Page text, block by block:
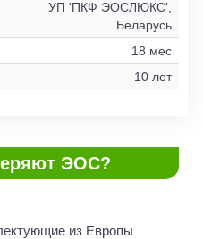
УП 'ПКФ ЭОСЛЮКС',
Беларусь
18 мес
10 лет
ЭОС?
из Европы